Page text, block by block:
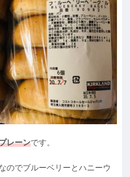
レーンです。
のでブルーベリーとハニーウ